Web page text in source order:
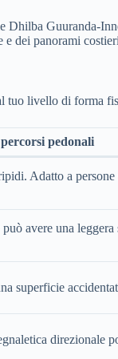
Dhilba Guuranda-
e dei panorami
tuo livello di forma
pedonali
Adatto a
avere una
superficie
direzionale